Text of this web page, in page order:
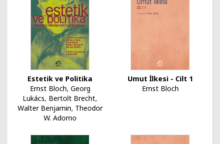
Estetik ve Politika
Ernst Bloch, Georg
Lukács, Bertolt Brecht,
Walter Benjamin, Theodor
W. Adorno
Umut İlkesi - Cilt 1
Ernst Bloch